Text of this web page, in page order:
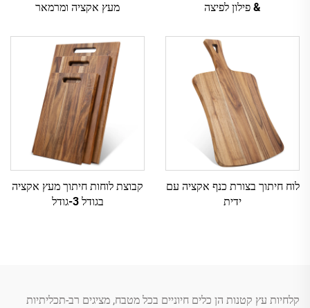
& פילון לפיצה
מעץ אקציה ומרמאר
לוח חיתוך בצורת כנף אקציה עם
ידית
קבוצת לוחות חיתוך מעץ אקציה
בגודל 3-גודל
קלחיות עץ קטנות הן כלים חיוניים בכל מטבח, מציגים רב-תכליתיות